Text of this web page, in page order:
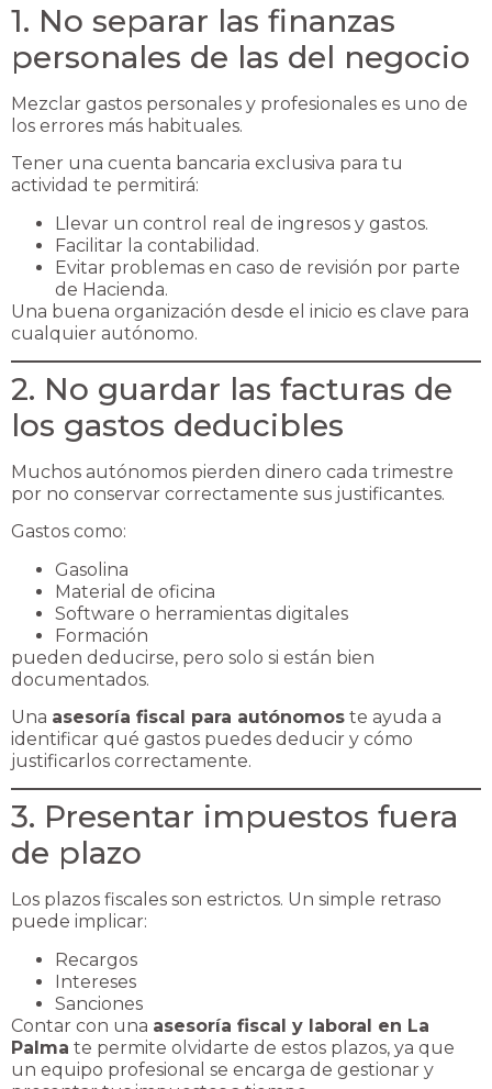
1. No separar las finanzas
personales de las del negocio
Mezclar gastos personales y profesionales es uno de
los errores más habituales.
Tener una cuenta bancaria exclusiva para tu
actividad te permitirá:
Llevar un control real de ingresos y gastos.
Facilitar la contabilidad.
Evitar problemas en caso de revisión por parte
de Hacienda.
Una buena organización desde el inicio es clave para
cualquier autónomo.
2. No guardar las facturas de
los gastos deducibles
Muchos autónomos pierden dinero cada trimestre
por no conservar correctamente sus justificantes.
Gastos como:
Gasolina
Material de oficina
Software o herramientas digitales
Formación
pueden deducirse, pero solo si están bien
documentados.
Una asesoría fiscal para autónomos te ayuda a
identificar qué gastos puedes deducir y cómo
justificarlos correctamente.
3. Presentar impuestos fuera
de plazo
Los plazos fiscales son estrictos. Un simple retraso
puede implicar:
Recargos
Intereses
Sanciones
Contar con una asesoría fiscal y laboral en La
Palma te permite olvidarte de estos plazos, ya que
un equipo profesional se encarga de gestionar y